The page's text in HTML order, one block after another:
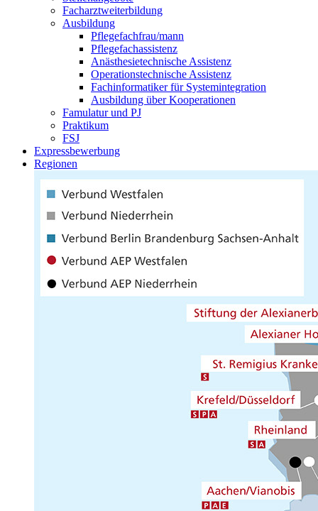
Facharztweiterbildung
Ausbildung
Pflegefachfrau/mann
Pflegefachassistenz
Anästhesietechnische Assistenz
Operationstechnische Assistenz
Fachinformatiker für Systemintegration
Ausbildung über Kooperationen
Famulatur und PJ
Praktikum
FSJ
Expressbewerbung
Regionen